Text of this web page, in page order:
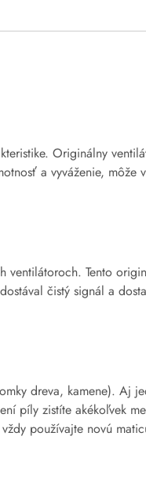
Originálny
a vyváženie, môže
ventilátoroch. Tento
čistý signál a
dreva, kamene). Aj
píly zistíte akékoľvek
používajte novú